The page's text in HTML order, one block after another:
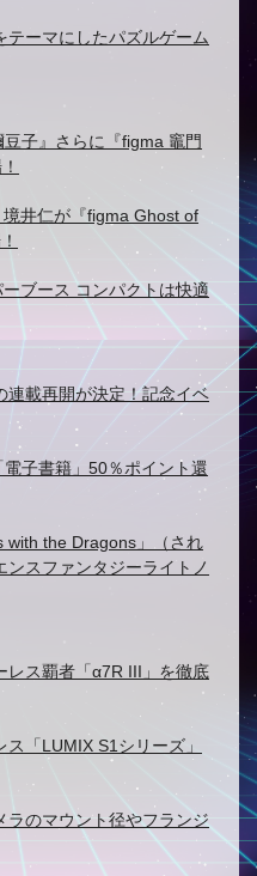
テーマにしたパズルゲーム
豆子』さらに『figma 竈門
境井仁が『figma Ghost of
ブース コンパクトは快適
連載再開が決定！記念イベ
子書籍」50％ポイント還
with the Dragons」（され
スファンタジーライトノ
レス覇者「α7R III」を徹底
「LUMIX S1シリーズ」
ラのマウント径やフランジ